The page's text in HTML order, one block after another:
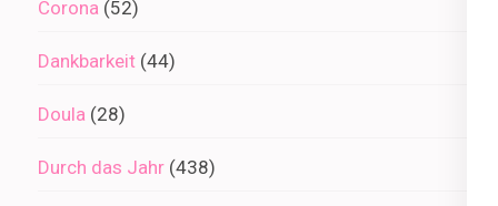
Corona (52)
Dankbarkeit (44)
Doula (28)
Durch das Jahr (438)